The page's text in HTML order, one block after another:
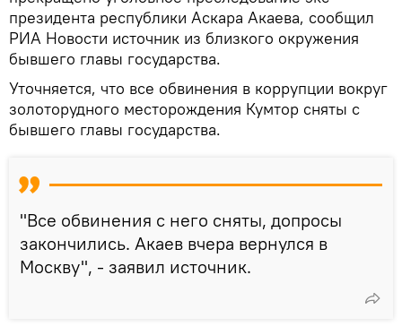
президента республики Аскара Акаева, сообщил
РИА Новости источник из близкого окружения
бывшего главы государства.
Уточняется, что все обвинения в коррупции вокруг
золоторудного месторождения Кумтор сняты с
бывшего главы государства.
"Все обвинения с него сняты, допросы
закончились. Акаев вчера вернулся в
Москву", - заявил источник.